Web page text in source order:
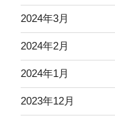
2024年3月
2024年2月
2024年1月
2023年12月